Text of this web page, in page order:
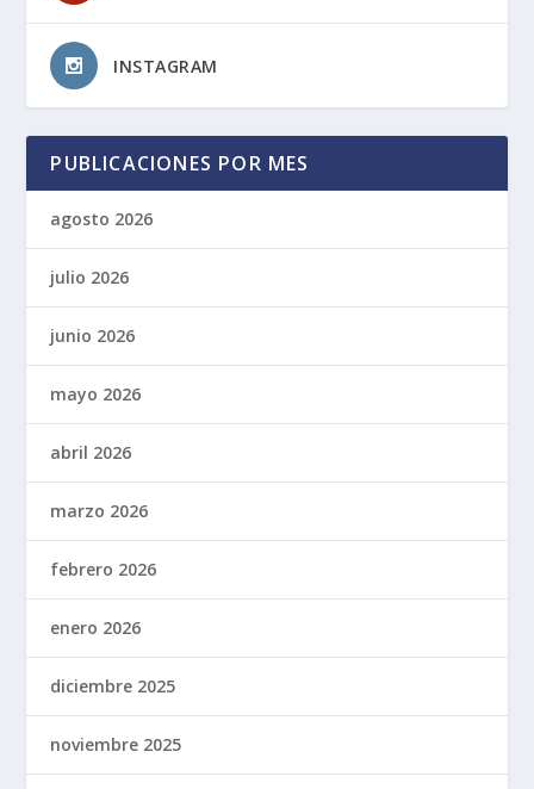
INSTAGRAM
PUBLICACIONES POR MES
agosto 2026
julio 2026
junio 2026
mayo 2026
abril 2026
marzo 2026
febrero 2026
enero 2026
diciembre 2025
noviembre 2025